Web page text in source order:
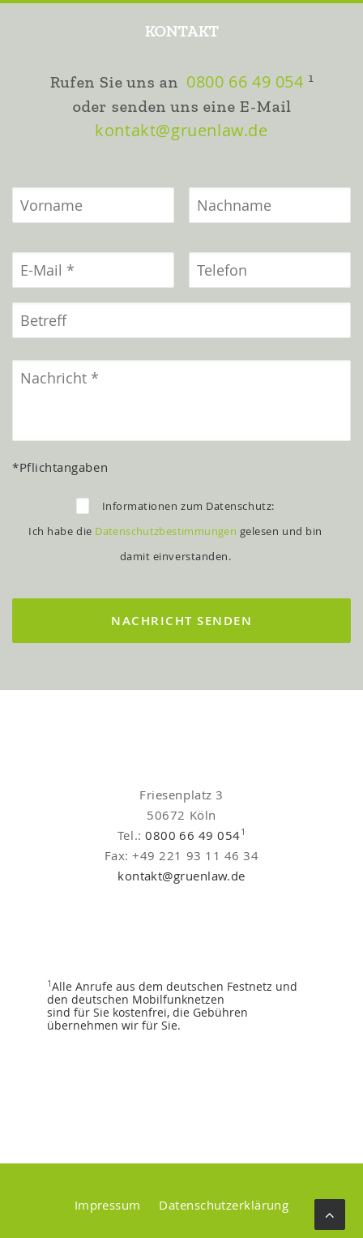
KONTAKT
Rufen Sie uns an 0800 66 49 054 1
oder senden uns eine E-Mail
kontakt@gruenlaw.de
*Pflichtangaben
Informationen zum Datenschutz:
Ich habe die Datenschutzbestimmungen gelesen und bin
damit einverstanden.
Friesenplatz 3
50672 Köln
Tel.:0800 66 49 0541
Fax: +49 221 93 11 46 34
kontakt@gruenlaw.de
1Alle Anrufe aus dem deutschen Festnetz und
den deutschen Mobilfunknetzen
sind für Sie kostenfrei, die Gebühren
übernehmen wir für Sie.
Impressum Datenschutzerklärung